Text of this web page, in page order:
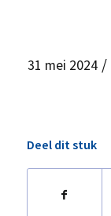
31 mei 2024 /
Deel dit stuk